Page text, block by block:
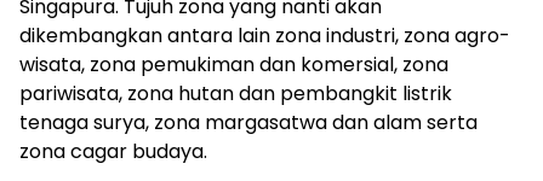
Singapura. Tujuh zona yang nanti akan
dikembangkan antara lain zona industri, zona agro-
wisata, zona pemukiman dan komersial, zona
pariwisata, zona hutan dan pembangkit listrik
tenaga surya, zona margasatwa dan alam serta
zona cagar budaya.